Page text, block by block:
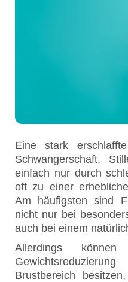
Eine stark
Schwangerschaft,
einfach nur durch
oft zu einer
Am häufigsten sind
nicht nur bei
auch bei einem
Allerdings
Brustbereich